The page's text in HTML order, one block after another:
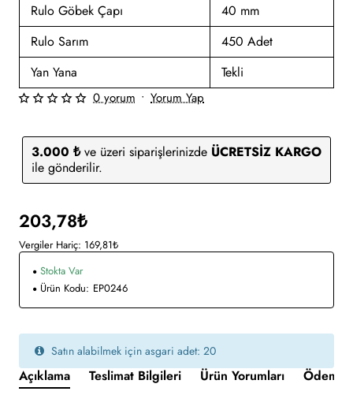
Rulo Göbek Çapı
40 mm
Rulo Sarım
450 Adet
Yan Yana
Tekli
3.000 ₺ve üzeri siparişlerinizde ÜCRETSİZ KARGO
ile gönderilir.
0 yorum • Yorum Yap
203,78₺
Vergiler Hariç: 169,81₺
Stokta Var
Ürün Kodu: EP0246
Satın alabilmek için asgari adet: 20
Açıklama Teslimat Bilgileri Ürün Yorumları Ödeme